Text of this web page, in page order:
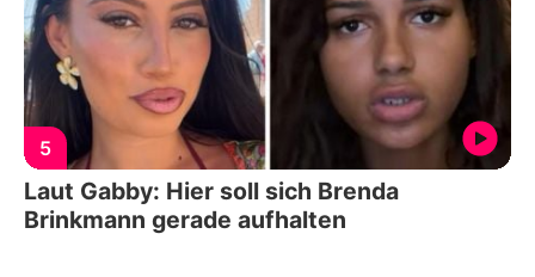
5
Laut Gabby: Hier soll sich Brenda
Brinkmann gerade aufhalten